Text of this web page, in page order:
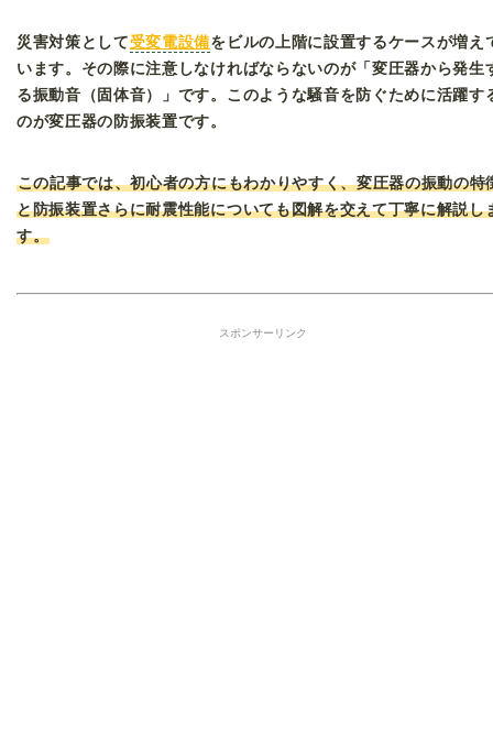
災害対策として受変電設備をビルの上階に設置するケースが増え
います。その際に注意しなければならないのが「変圧器から発生
る振動音（固体音）」です。このような騒音を防ぐために活躍す
のが変圧器の防振装置です。
この記事では、初心者の方にもわかりやすく、変圧器の振動の特
と防振装置さらに耐震性能についても図解を交えて丁寧に解説し
す。
スポンサーリンク